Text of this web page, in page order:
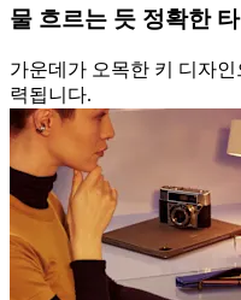
물 흐르는 듯 정확한
가운데가 오목한 키 디자
력됩니다.